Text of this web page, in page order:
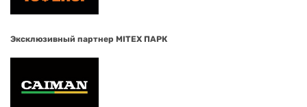
Эксклюзивный партнер MITEX ПАРК